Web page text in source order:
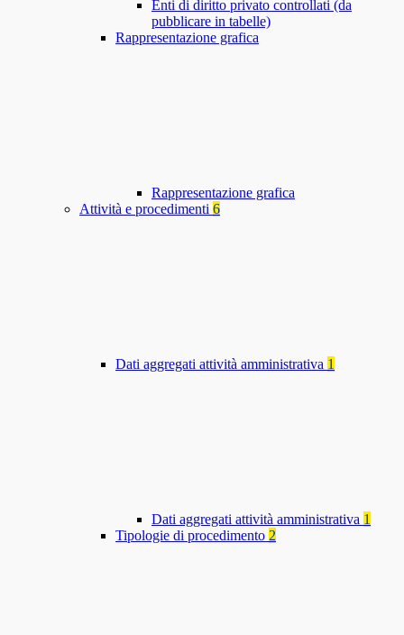
Enti di diritto privato controllati (da
pubblicare in tabelle)
Rappresentazione grafica
Rappresentazione grafica
Attività e procedimenti 6
Dati aggregati attività amministrativa 1
Dati aggregati attività amministrativa 1
Tipologie di procedimento 2